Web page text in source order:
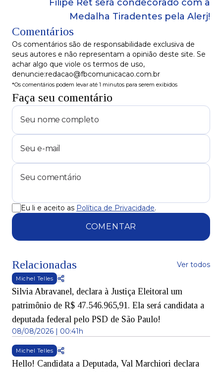
Filipe Ret será condecorado com a
Medalha Tiradentes pela Alerj!
Comentários
Os comentários são de responsabilidade exclusiva de
seus autores e não representam a opinião deste site. Se
achar algo que viole os termos de uso,
denuncie:redacao@fbcomunicacao.com.br
*Os comentários podem levar até 1 minutos para serem exibidos
Faça seu comentário
Eu li e aceito as Política de Privacidade.
COMENTAR
Relacionadas Ver todos
Michel Telles
Silvia Abravanel, declara à Justiça Eleitoral um
patrimônio de R$ 47.546.965,91. Ela será candidata a
deputada federal pelo PSD de São Paulo!
08/08/2026 | 00:41h
Michel Telles
Hello! Candidata a Deputada, Val Marchiori declara